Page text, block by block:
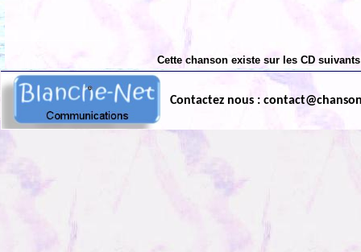
Cette chanson existe sur les CD
Contactez nous :